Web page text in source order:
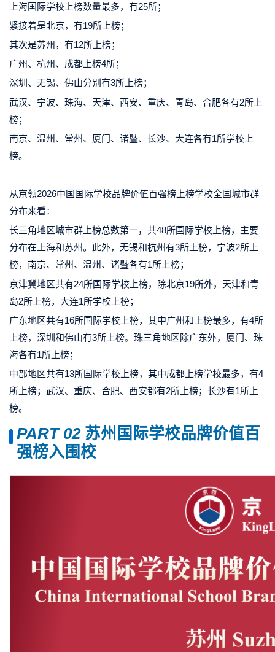
上海国际学校上榜数量最多，有25所；
紧接着是北京，有19所上榜；
其次是苏州，有12所上榜；
广州、杭州、成都上榜4所；
深圳、无锡、佛山分别有3所上榜；
武汉、宁波、珠海、天津、西安、重庆、青岛、合肥各有2所上
榜；
南京、温州、常州、厦门、诸暨、长沙、大连各有1所学校上
榜。
从京领2026中国国际学校品牌价值百强榜上榜学校全国城市群
分布来看：
长三角地区城市群上榜总数第一，共48所国际学校上榜，主要
分布在上海和苏州。此外，无锡和杭州有3所上榜，宁波2所上
榜，南京、常州、温州、诸暨各有1所上榜；
京津冀地区共有24所国际学校上榜，除北京19所外，天津和青
岛2所上榜，大连1所学校上榜；
广东地区共有16所国际学校上榜，其中广州和上榜最多，有4所
上榜，深圳和佛山有3所上榜。珠三角地区除广东外，厦门、珠
海各有1所上榜；
中部地区共有13所国际学校上榜，其中成都上榜学校最多，有4
所上榜；武汉、重庆、合肥、西安都有2所上榜；长沙有1所上
榜。
PART 02 苏州国际学校品牌价值百
强榜入围校